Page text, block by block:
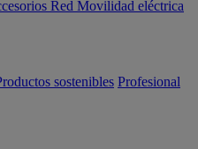
Red Movilidad eléctrica
sostenibles Profesional